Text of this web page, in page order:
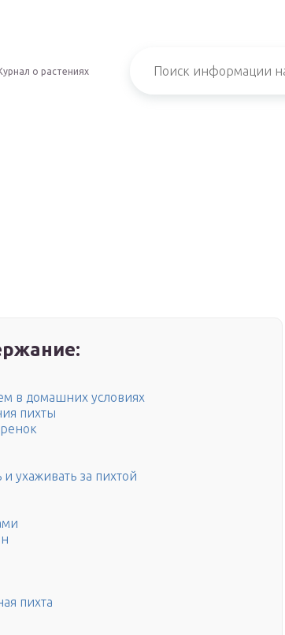
о растениях
в домашних условиях
пихты
ухаживать за пихтой
пихта